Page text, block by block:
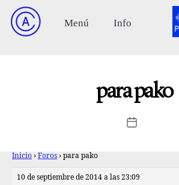
para pako
Inicio › Foros › para pako
10 de septiembre de 2014 a las 23:09